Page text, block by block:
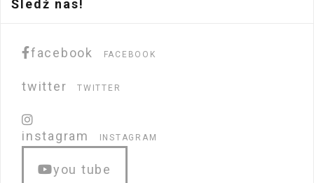
Śledź nas!
facebook FACEBOOK
twitter TWITTER
instagram INSTAGRAM
you tube